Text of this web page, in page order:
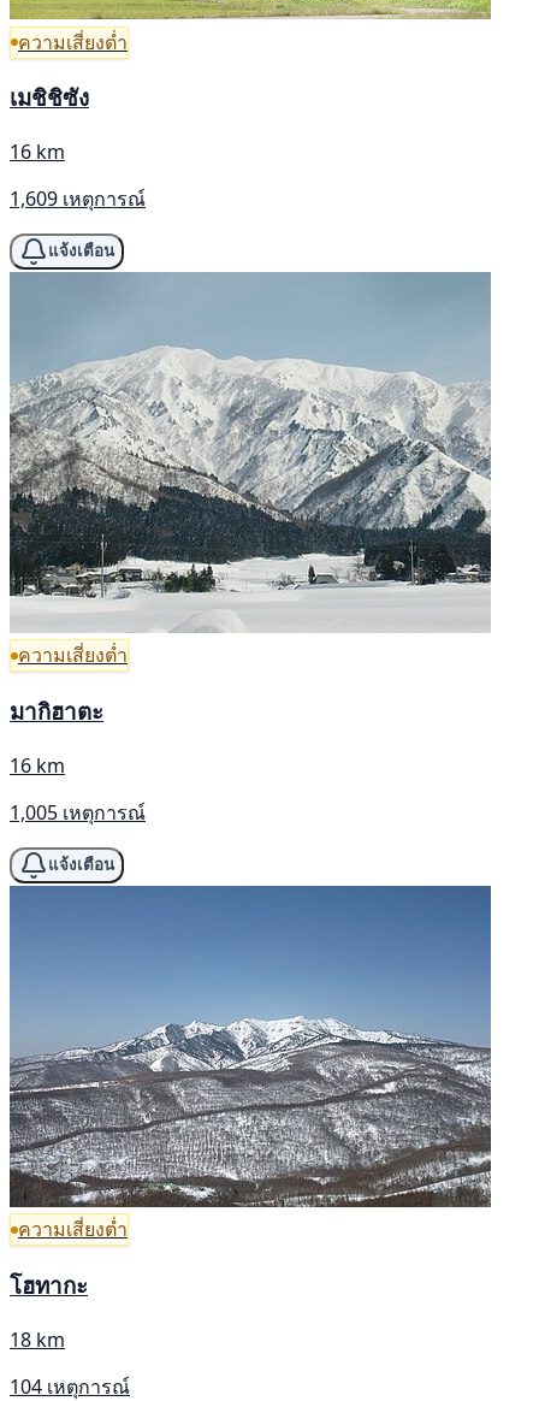
ความเสี่ยงต่ำ
เมชิชิซัง
16 km
1,609 เหตุการณ์
แจ้งเตือน
ความเสี่ยงต่ำ
มากิฮาตะ
16 km
1,005 เหตุการณ์
แจ้งเตือน
ความเสี่ยงต่ำ
โฮทากะ
18 km
104 เหตุการณ์